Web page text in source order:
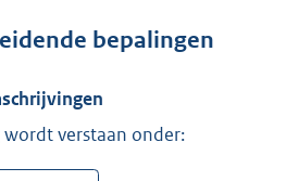
bepalingen
verstaan onder: